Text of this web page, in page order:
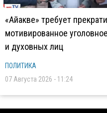
«Айакве» требует
мотивированное
и духовных лиц
ПОЛИТИКА
07 Августа 2026 - 11:24